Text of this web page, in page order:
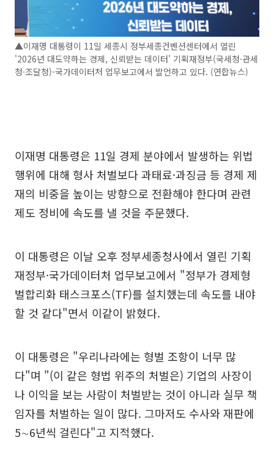
▲이재명 대통령이 11일 세종시 정부세종컨벤션센터에서 열린
'2026년 대도약하는 경제, 신뢰받는 데이터' 기획재정부(국세청·관세
청·조달청)-국가데이터처 업무보고에서 발언하고 있다. (연합뉴스)
이재명 대통령은 11일 경제 분야에서 발생하는 위법
행위에 대해 형사 처벌보다 과태료·과징금 등 경제 제
재의 비중을 높이는 방향으로 전환해야 한다며 관련
제도 정비에 속도를 낼 것을 주문했다.
이 대통령은 이날 오후 정부세종청사에서 열린 기획
재정부·국가데이터처 업무보고에서 "정부가 경제형
벌합리화 태스크포스(TF)를 설치했는데 속도를 내야
할 것 같다"면서 이같이 밝혔다.
이 대통령은 "우리나라에는 형벌 조항이 너무 많
다"며 "(이 같은 형법 위주의 처벌은) 기업의 사장이
나 이익을 보는 사람이 처벌받는 것이 아니라 실무 책
임자를 처벌하는 일이 많다. 그마저도 수사와 재판에
5∼6년씩 걸린다"고 지적했다.